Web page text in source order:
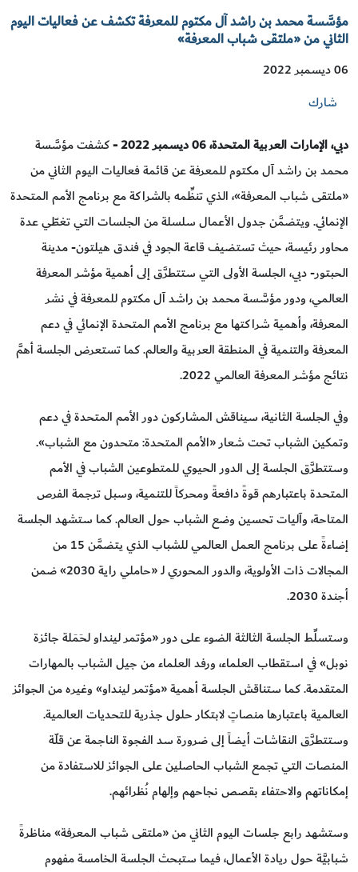
مؤسَّسة محمد بن راشد آل مكتوم للمعرفة تكشف عن فعاليات اليوم
الثاني من «ملتقى شباب المعرفة»
06 ديسمبر 2022
شارك
دبي، الإمارات العربية المتحدة،06ديسمبر2022 -
كشفت مؤسَّسة
محمد بن راشد آل مكتوم للمعرفة عن قائمة فعاليات اليوم الثاني من
«ملتقى شباب المعرفة»، الذي تنظِّمه بالشراكة مع برنامج الأمم المتحدة
الإنمائي. ويتضمَّن جدول الأعمال سلسلة من الجلسات التي تغطّي عدة
محاور رئيسة، حيث تستضيف قاعة الجود في فندق هيلتون- مدينة
الحبتور- دبي، الجلسة الأولى التي ستتطرَّق إلى أهمية مؤشر المعرفة
العالمي، ودور مؤسَّسة محمد بن راشد آل مكتوم للمعرفة في نشر
المعرفة، وأهمية شراكتها مع برنامج الأمم المتحدة الإنمائي في دعم
المعرفة والتنمية في المنطقة العربية والعالم. كما تستعرض الجلسة أهمَّ
نتائج مؤشر المعرفة العالمي 2022.
وفي الجلسة الثانية، سيناقش المشاركون دور الأمم المتحدة في دعم
وتمكين الشباب تحت شعار «الأمم المتحدة: متحدون مع الشباب».
وستتطرَّق الجلسة إلى الدور الحيوي للمتطوعين الشباب في الأمم
المتحدة باعتبارهم قوةً دافعةً ومحركاً للتنمية، وسبل ترجمة الفرص
المتاحة، وآليات تحسين وضع الشباب حول العالم. كما ستشهد الجلسة
إضاءةً على برنامج العمل العالمي للشباب الذي يتضمَّن 15 من
المجالات ذات الأولوية، والدور المحوري لـ «حاملي راية 2030» ضمن
أجندة 2030.
وستسلِّط الجلسة الثالثة الضوء على دور «مؤتمر لينداو لحَمَلة جائزة
نوبل» في استقطاب العلماء، ورفد العلماء من جيل الشباب بالمهارات
المتقدمة. كما ستناقش الجلسة أهمية «مؤتمر لينداو» وغيره من الجوائز
العالمية باعتبارها منصاتٍ لابتكار حلول جذرية للتحديات العالمية.
وستتطرَّق النقاشات أيضاً إلى ضرورة سد الفجوة الناجمة عن قلّة
المنصات التي تجمع الشباب الحاصلين على الجوائز للاستفادة من
إمكاناتهم والاحتفاء بقصص نجاحهم وإلهام نُظرائهم.
وستشهد رابع جلسات اليوم الثاني من «ملتقى شباب المعرفة» مناظرةً
شبابيَّة حول ريادة الأعمال، فيما ستبحث الجلسة الخامسة مفهوم